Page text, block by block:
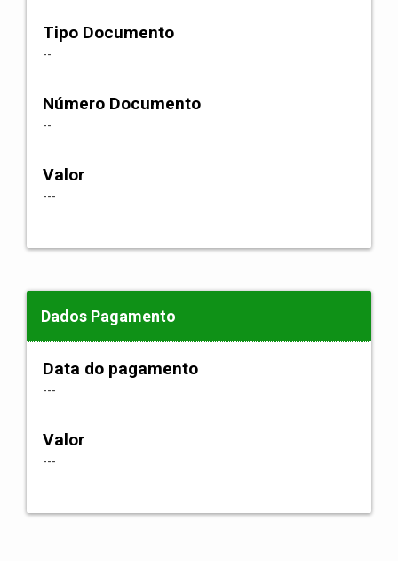
Tipo Documento
--
Número Documento
--
Valor
---
Dados Pagamento
Data do pagamento
---
Valor
---